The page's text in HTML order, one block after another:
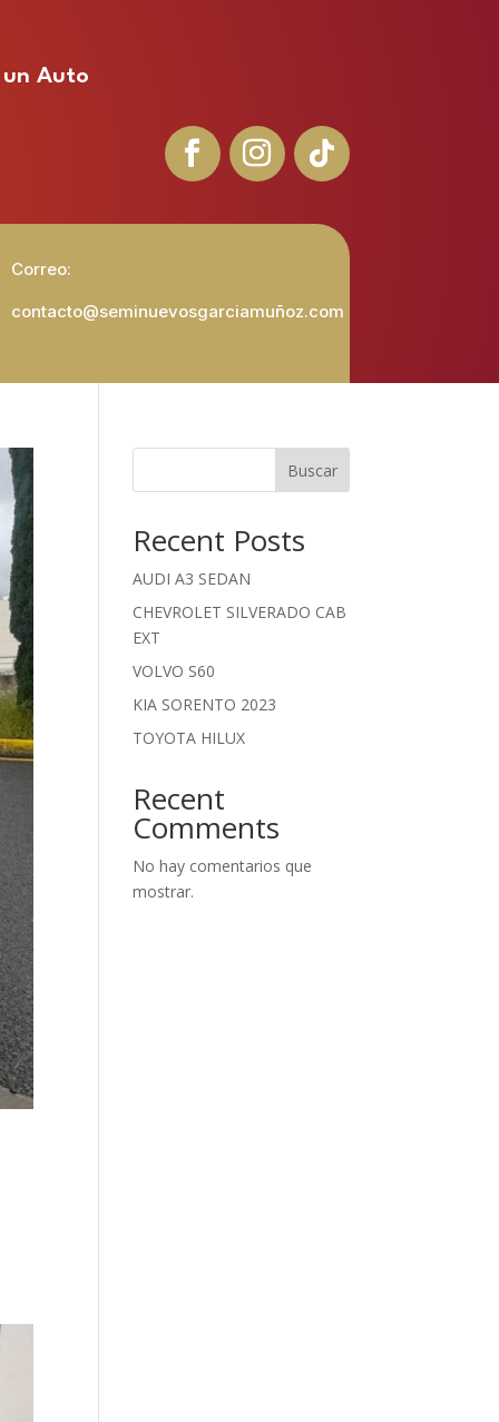
Auto
Correo:
contacto@seminuevosgarciamuñoz.com
Buscar
Recent Posts
AUDI A3 SEDAN
CHEVROLET SILVERADO CAB
EXT
VOLVO S60
KIA SORENTO 2023
TOYOTA HILUX
Recent
Comments
No hay comentarios que
mostrar.